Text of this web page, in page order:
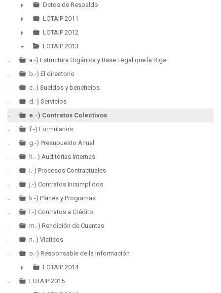
▼
►
Dctos de Respaldo
►
LOTAIP 2011
►
LOTAIP 2012
▼
LOTAIP 2013
a.-) Estructura Orgánica y Base Legal que la Rige
b.-) El directorio
c.-) Sueldos y beneficios
d.-) Servicios
e.-) Contratos Colectivos
f.-) Formularios
g.-) Presupuesto Anual
h.- ) Auditorias Internas
i.-) Procesos Contractuales
j.-) Contratos Incumplidos
k.-) Planes y Programas
l.-) Contratos a Crédito
m.-) Rendición de Cuentas
n.-) Viaticos
o.-) Responsable de la Información
►
LOTAIP 2014
LOTAIP 2015